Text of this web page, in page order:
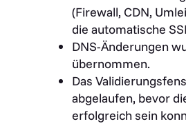
(Firewall, CDN,
die automatische
DNS-Änderungen
übernommen.
Das
abgelaufen, bevor
erfolgreich sein